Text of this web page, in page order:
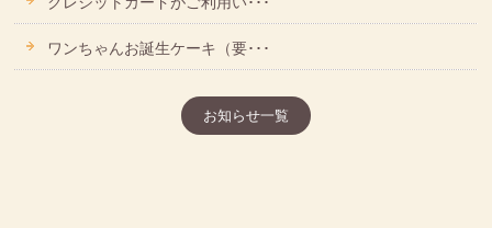
ワンちゃんお誕生ケーキ（要･･･
お知らせ一覧